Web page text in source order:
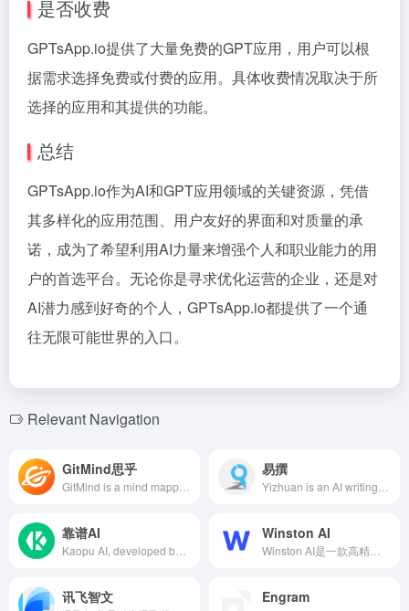
是否收费
GPTsApp.io提供了大量免费的GPT应用，用户可以根
据需求选择免费或付费的应用。具体收费情况取决于所
选择的应用和其提供的功能。
总结
GPTsApp.io作为AI和GPT应用领域的关键资源，凭借
其多样化的应用范围、用户友好的界面和对质量的承
诺，成为了希望利用AI力量来增强个人和职业能力的用
户的首选平台。无论你是寻求优化运营的企业，还是对
AI潜力感到好奇的个人，GPTsApp.io都提供了一个通
往无限可能世界的入口。
Relevant Navigation
GitMind思乎 易撰
靠谱AI Winston AI
讯飞智文 Engram